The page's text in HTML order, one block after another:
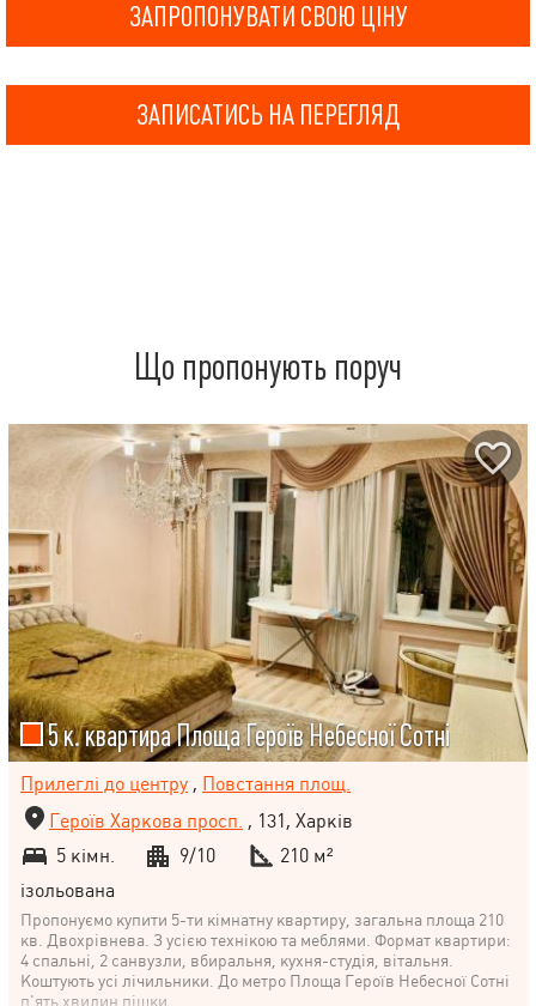
ЗАПРОПОНУВАТИ СВОЮ ЦІНУ
ЗАПИСАТИСЬ НА ПЕРЕГЛЯД
Що пропонують поруч
5 к. квартира Площа Героїв Небесної Сотні
Прилеглі до центру , Повстання площ.
Героїв Харкова просп. , 131, Харків
5 кімн.
9/10
210 м²
ізольована
Пропонуємо купити 5-ти кімнатну квартиру, загальна площа 210
кв. Двохрівнева. З усією технікою та меблями. Формат квартири:
4 спальні, 2 санвузли, вбиральня, кухня-студія, вітальня.
Коштують усі лічильники. До метро Площа Героїв Небесної Сотні
п'ять хвилин пішки.